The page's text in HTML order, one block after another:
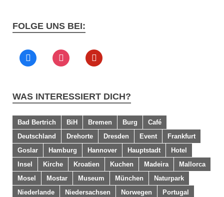
FOLGE UNS BEI:
WAS INTERESSIERT DICH?
Bad Bertrich BiH Bremen Burg
Café
Deutschland
Drehorte Dresden Event
Frankfurt
Goslar
Hamburg Hannover Hauptstadt
Hotel
Insel
Kirche Kroatien Kuchen Madeira
Mallorca
Mosel
Mostar Museum München
Naturpark
Niederlande
Niedersachsen Norwegen
Portugal